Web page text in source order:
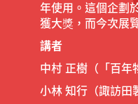
年使用。這個企劃
獲大獎，而今次展
講者
中村 正樹（「百年
小林 知行（諏訪田